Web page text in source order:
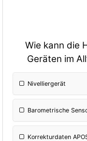
Wie kann die
Geräten im
Nivelliergerät
Barometrische
Korrekturdaten